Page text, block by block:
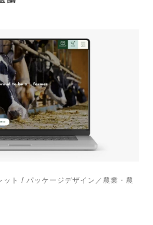
ット / パッケージデザイン／農業・農